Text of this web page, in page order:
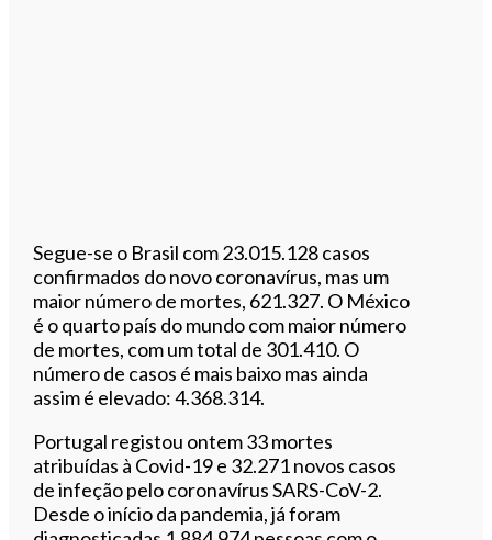
Segue-se o Brasil com 23.015.128 casos
confirmados do novo coronavírus, mas um
maior número de mortes, 621.327. O México
é o quarto país do mundo com maior número
de mortes, com um total de 301.410. O
número de casos é mais baixo mas ainda
assim é elevado: 4.368.314.
Portugal registou ontem 33 mortes
atribuídas à Covid-19 e 32.271 novos casos
de infeção pelo coronavírus SARS-CoV-2.
Desde o início da pandemia, já foram